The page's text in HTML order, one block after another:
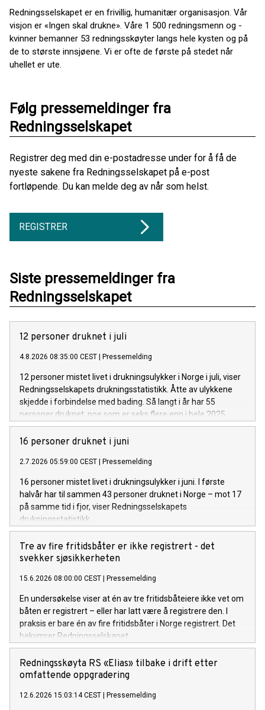
Redningsselskapet er en frivillig, humanitær organisasjon. Vår
visjon er «Ingen skal drukne». Våre 1 500 redningsmenn og -
kvinner bemanner 53 redningsskøyter langs hele kysten og på
de to største innsjøene. Vi er ofte de første på stedet når
uhellet er ute.
Følg pressemeldinger fra
Redningsselskapet
Registrer deg med din e-postadresse under for å få de
nyeste sakene fra Redningsselskapet på e-post
fortløpende. Du kan melde deg av når som helst.
REGISTRER
Siste pressemeldinger fra
Redningsselskapet
12 personer druknet i juli
4.8.2026 08:35:00 CEST Pressemelding
12 personer mistet livet i drukningsulykker i Norge i juli, viser
Redningsselskapets drukningsstatistikk. Åtte av ulykkene
skjedde i forbindelse med bading. Så langt i år har 55
personer druknet, noe som er seks flere enn i hele 2025.
16 personer druknet i juni
2.7.2026 05:59:00 CEST Pressemelding
16 personer mistet livet i drukningsulykker i juni. I første
halvår har til sammen 43 personer druknet i Norge – mot 17
på samme tid i fjor, viser Redningsselskapets
drukningsstatistikk.
Tre av fire fritidsbåter er ikke registrert - det
svekker sjøsikkerheten
15.6.2026 08:00:00 CEST Pressemelding
En undersøkelse viser at én av tre fritidsbåteiere ikke vet om
båten er registrert – eller har latt være å registrere den. I
praksis er bare én av fire fritidsbåter i Norge registrert. Det
bekymrer Redningsselskapet.
Redningsskøyta RS «Elias» tilbake i drift etter
omfattende oppgradering
12.6.2026 15:03:14 CEST Pressemelding